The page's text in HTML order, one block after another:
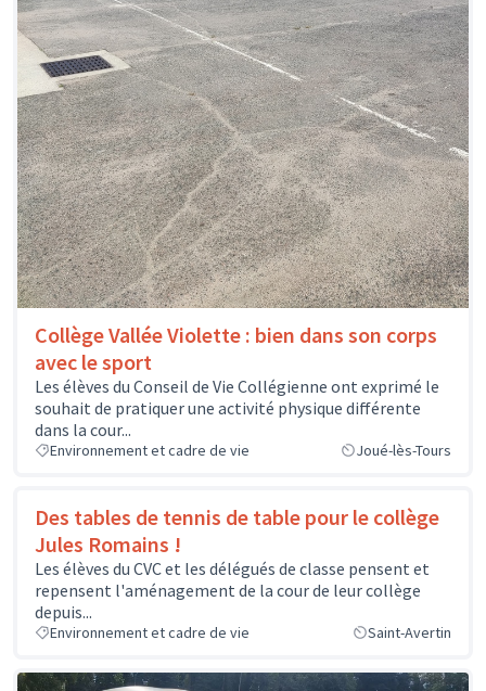
Collège Vallée Violette : bien dans son corps
avec le sport
Les élèves du Conseil de Vie Collégienne ont exprimé le
souhait de pratiquer une activité physique différente
dans la cour...
Environnement et cadre de vie Joué-lès-Tours
Des tables de tennis de table pour le collège
Jules Romains !
Les élèves du CVC et les délégués de classe pensent et
repensent l'aménagement de la cour de leur collège
depuis...
Environnement et cadre de vie Saint-Avertin